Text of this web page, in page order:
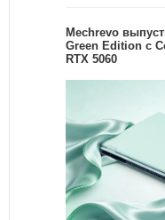
Mechrevo
Green Edition с
RTX 5060